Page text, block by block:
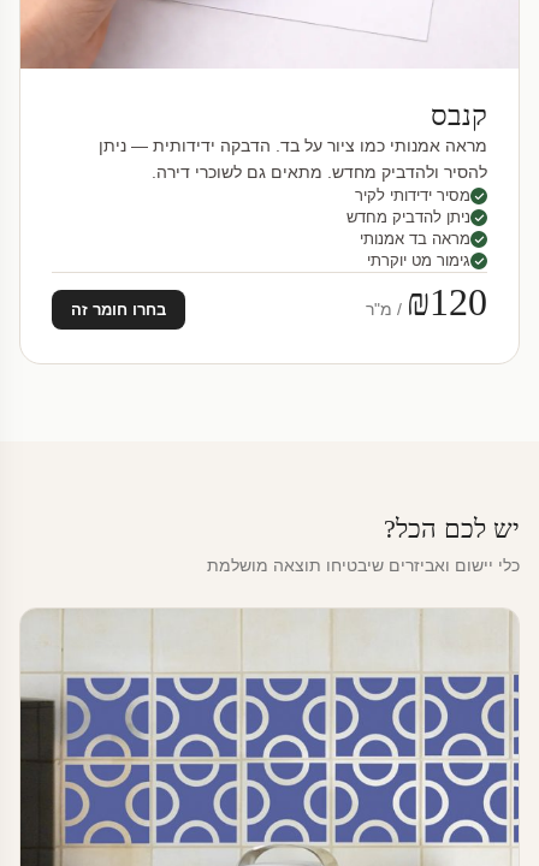
קנבס
מראה אמנותי כמו ציור על בד. הדבקה ידידותית — ניתן
להסיר ולהדביק מחדש. מתאים גם לשוכרי דירה.
מסיר ידידותי לקיר
ניתן להדביק מחדש
מראה בד אמנותי
גימור מט יוקרתי
₪120 / מ"ר בחרו חומר זה
יש לכם הכל?
כלי יישום ואביזרים שיבטיחו תוצאה מושלמת